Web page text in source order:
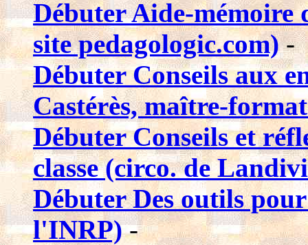
Débuter Aide-mémoire
site pedagologic.com)-
Débuter Conseils aux
Castérès, maître-
Débuter Conseils et
classe (circo. de
Débuter Des outils
l'INRP)-